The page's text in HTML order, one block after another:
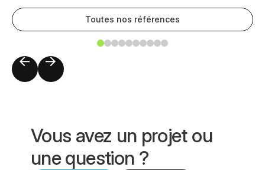
Toutes nos références
Vous avez un projet ou
une question ?